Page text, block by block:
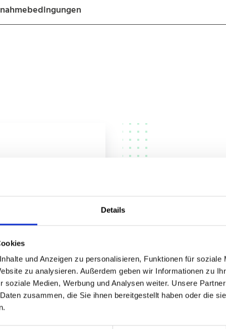
Details
und Anzeigen zu personalisieren, Funktionen für soziale
zu analysieren. Außerdem geben wir Informationen zu
soziale Medien, Werbung und Analysen weiter. Unsere
zusammen, die Sie ihnen bereitgestellt haben oder die